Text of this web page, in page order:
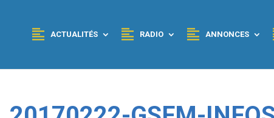
ACTUALITÉS RADIO ANNONCES